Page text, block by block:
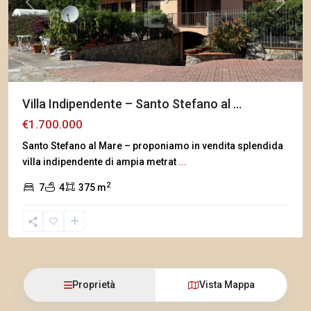
Previous Next
Villa Indipendente – Santo Stefano al ...
€1.700.000
Santo Stefano al Mare – proponiamo in vendita splendida
villa indipendente di ampia metrat ...
7 4 375 m2
Proprietà Vista Mappa